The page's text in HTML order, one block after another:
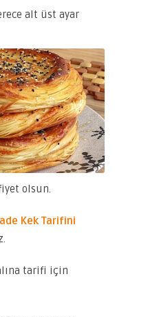
alt üst ayar
olsun.
Kek Tarifini
tarifi için